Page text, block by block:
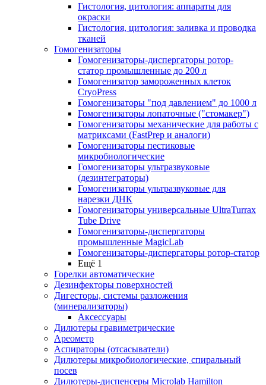
Гистология, цитология: аппараты для
окраски
Гистология, цитология: заливка и проводка
тканей
Гомогенизаторы
Гомогенизаторы-диспергаторы ротор-
статор промышленные до 200 л
Гомогенизатор замороженных клеток
CryoPress
Гомогенизаторы "под давлением" до 1000 л
Гомогенизаторы лопаточные ("стомакер")
Гомогенизаторы механические для работы с
матриксами (FastPrep и аналоги)
Гомогенизаторы пестиковые
микробиологические
Гомогенизаторы ультразвуковые
(дезинтеграторы)
Гомогенизаторы ультразвуковые для
нарезки ДНК
Гомогенизаторы универсальные UltraTurrax
Tube Drive
Гомогенизаторы-диспергаторы
промышленные MagicLab
Гомогенизаторы-диспергаторы ротор-статор
Ещё 1
Горелки автоматические
Дезинфекторы поверхностей
Дигесторы, системы разложения
(минерализаторы)
Аксессуары
Дилютеры гравиметрические
Ареометр
Аспираторы (отсасыватели)
Дилютеры микробиологические, спиральный
посев
Дилютеры-диспенсеры Microlab Hamilton